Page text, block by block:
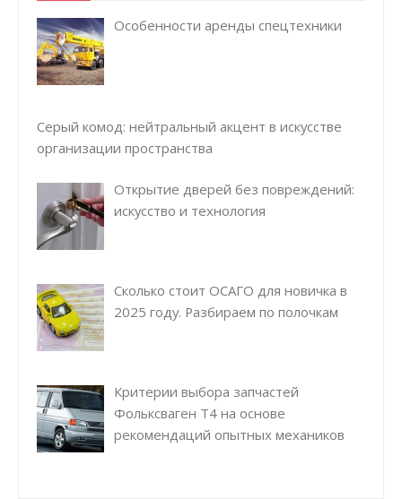
Особенности аренды спецтехники
Серый комод: нейтральный акцент в искусстве
организации пространства
Открытие дверей без повреждений:
искусство и технология
Сколько стоит ОСАГО для новичка в
2025 году. Разбираем по полочкам
Критерии выбора запчастей
Фольксваген Т4 на основе
рекомендаций опытных механиков